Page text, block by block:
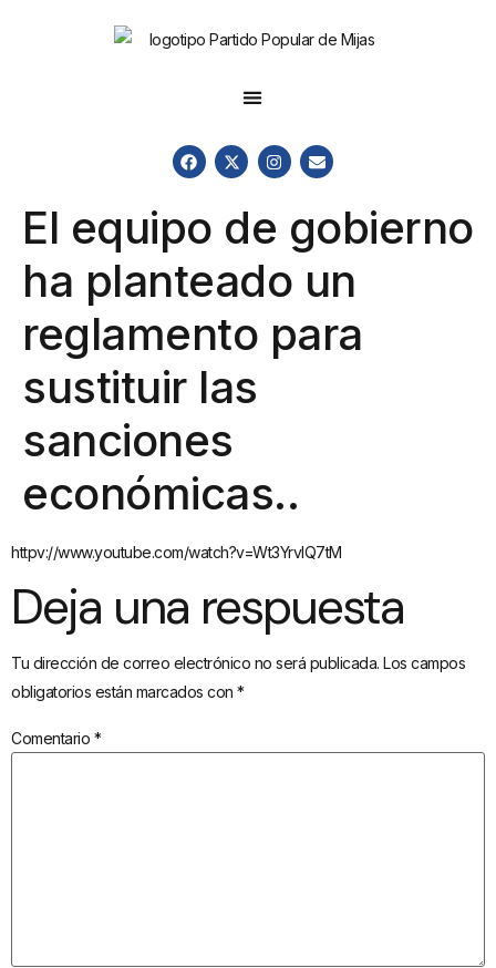
El equipo de gobierno
ha planteado un
reglamento para
sustituir las
sanciones
económicas..
httpv://www.youtube.com/watch?v=Wt3YrvIQ7tM
Deja una respuesta
Tu dirección de correo electrónico no será publicada. Los campos
obligatorios están marcados con *
Comentario *